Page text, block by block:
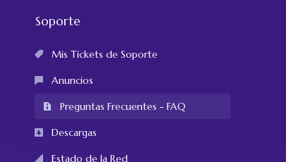
Soporte
Mis Tickets de Soporte
Anuncios
Preguntas Frecuentes - FAQ
Descargas
Estado de la Red